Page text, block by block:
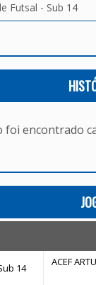
Futsal - Sub 14
foi encontrado
14 ACEF